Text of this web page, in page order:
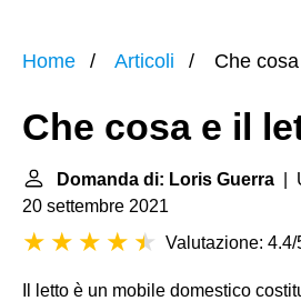
Home Articoli Che
Che cosa e il
Domanda di: Loris Guerra |
20 settembre 2021
Valutazione: 4.4/
Il letto è un mobile domestico